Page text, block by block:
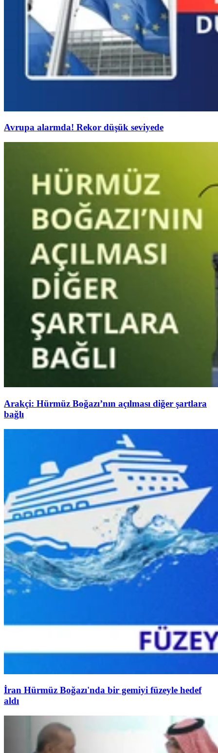
Avrupa alarmda! Rekor düşük seviyede
Arakçi: Hürmüz Boğazı’nın açılması diğer şartlara
bağlı
İran Hürmüz Boğazı'nda bir gemiyi füzeyle hedef
aldı